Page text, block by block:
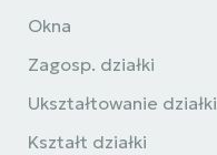
Okna
Zagosp. działki
Ukształtowanie działki
Kształt działki